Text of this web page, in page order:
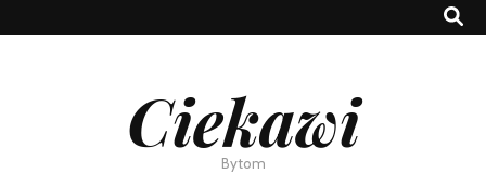
Ciekawi
Bytom